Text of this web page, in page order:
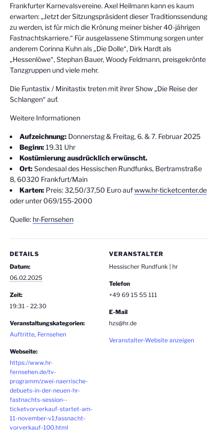
Frankfurter Karnevalsvereine. Axel Heilmann kann es kaum
erwarten: „Jetzt der Sitzungspräsident dieser Traditionssendung
zu werden, ist für mich die Krönung meiner bisher 40-jährigen
Fastnachtskarriere.“ Für ausgelassene Stimmung sorgen unter
anderem Corinna Kuhn als „Die Dolle“, Dirk Hardt als
„Hessenlöwe“, Stephan Bauer, Woody Feldmann, preisgekrönte
Tanzgruppen und viele mehr.
Die Funtastix / Minitastix treten mit ihrer Show „Die Reise der
Schlangen“ auf.
Weitere Informationen
Aufzeichnung: Donnerstag & Freitag, 6. & 7. Februar 2025
Beginn:19.31 Uhr
Kostümierung ausdrücklich erwünscht.
Ort:Sendesaal des Hessischen Rundfunks, Bertramstraße
8, 60320 Frankfurt/Main
Karten: Preis: 32,50/37,50 Euro aufwww.hr-ticketcenter.de
oder unter 069/155-2000
Quelle: hr-Fernsehen
DETAILS
Datum:
06.02.2025
Zeit:
19:31 - 22:30
Veranstaltungskategorien:
Auftritte, Fernsehen
Webseite:
https://www.hr-
fernsehen.de/tv-
programm/zwei-naerrische-
debuets-in-der-neuen-hr-
fastnachts-session--
ticketvorverkauf-startet-am-
11-november-v1,fassnacht-
vorverkauf-100.html
VERANSTALTER
Hessischer Rundfunk | hr
Telefon
+49 69 15 55 111
E-Mail
hzs@hr.de
Veranstalter-Website anzeigen